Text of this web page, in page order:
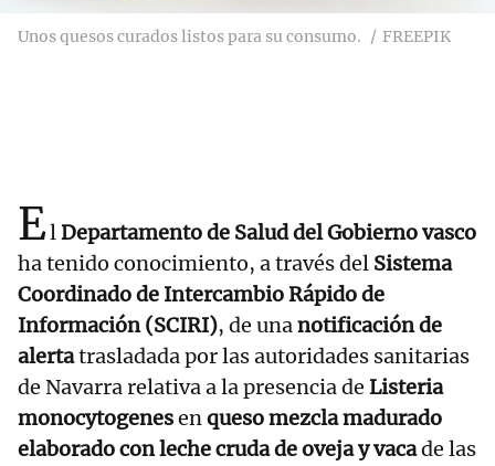
Unos quesos curados listos para su consumo. FREEPIK
ElDepartamento de Salud del Gobierno vasco
ha tenido conocimiento, a través del Sistema
Coordinado de Intercambio Rápido de
Información (SCIRI), de unanotificación de
alertatrasladada por las autoridades sanitarias
de Navarra relativa a la presencia de Listeria
monocytogenesenqueso mezcla madurado
elaborado con leche cruda de oveja y vacade las